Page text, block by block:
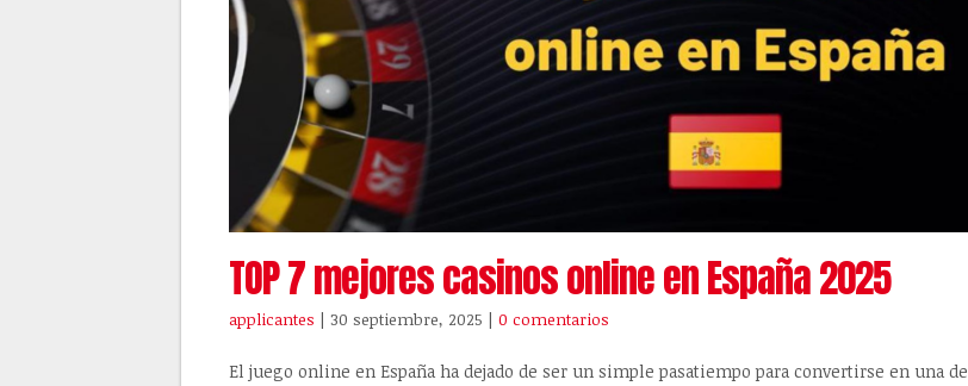
TOP 7 mejores casinos online en España 2025
applicantes | 30 septiembre, 2025 | 0 comentarios
El juego online en España ha dejado de ser un simple pasatiempo para convertirse en una de